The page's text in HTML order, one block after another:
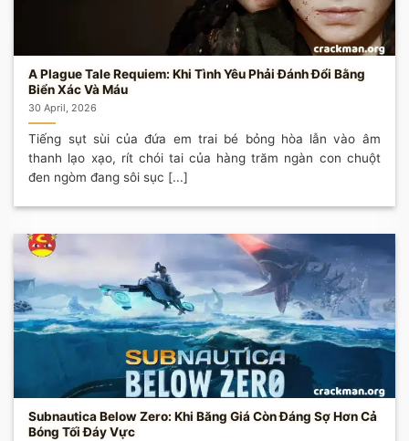
A Plague Tale Requiem: Khi Tình Yêu Phải Đánh Đổi Bằng
Biển Xác Và Máu
30 April, 2026
Tiếng sụt sùi của đứa em trai bé bỏng hòa lẫn vào âm
thanh lạo xạo, rít chói tai của hàng trăm ngàn con chuột
đen ngòm đang sôi sục [...]
Subnautica Below Zero: Khi Băng Giá Còn Đáng Sợ Hơn Cả
Bóng Tối Đáy Vực